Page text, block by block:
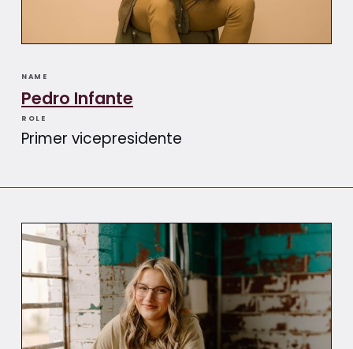
NAME
Pedro Infante
ROLE
Primer vicepresidente